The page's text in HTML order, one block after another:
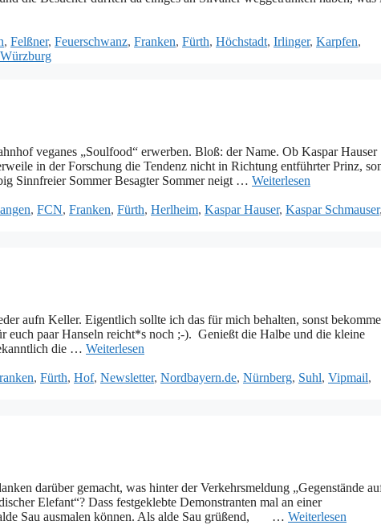
, Felßner, Feuerschwanz, Franken, Fürth, Höchstadt, Irlinger, Karpfen,
Würzburg
veganes „Soulfood“ erwerben. Bloß: der Name. Ob Kaspar Hauser
in der Forschung die Tendenz nicht in Richtung entführter Prinz,
Sinnfreier Sommer Besagter Sommer neigt … Weiterlesen
, FCN, Franken, Fürth, Herlheim, Kaspar Hauser, Kaspar Schmauser,
aufn Keller. Eigentlich sollte ich das für mich behalten, sonst
paar Hanseln reicht*s noch ;-). Genießt die Halbe und die kleine
die … Weiterlesen
, Fürth, Hof, Newsletter, Nordbayern.de, Nürnberg, Suhl, Vipmail,
darüber gemacht, was hinter der Verkehrsmeldung „Gegenstände
Elefant“? Dass festgeklebte Demonstranten mal an einer
alde Sau ausmalen können. Als alde Sau grüßend, … Weiterlesen